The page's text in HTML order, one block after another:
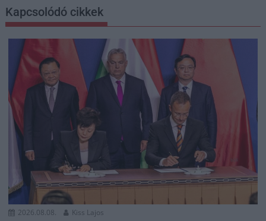
Kapcsolódó cikkek
2026.08.08. Kiss Lajos